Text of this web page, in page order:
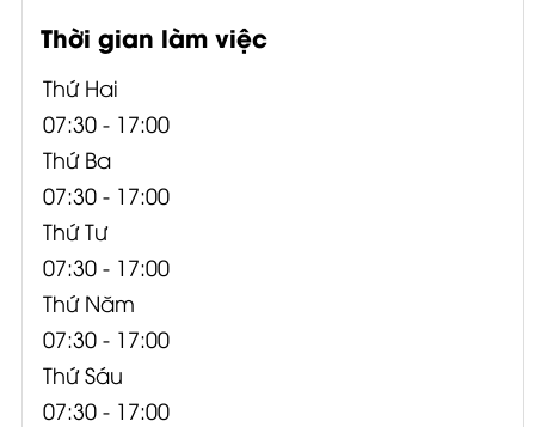
Thời gian làm việc
Thứ Hai
07:30 - 17:00
Thứ Ba
07:30 - 17:00
Thứ Tư
07:30 - 17:00
Thứ Năm
07:30 - 17:00
Thứ Sáu
07:30 - 17:00